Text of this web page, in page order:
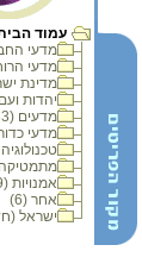
עמוד הבית
מדעי
מדעי הרוח
מדינת
יהדות ועם
מדעים (33)
מדעי
טכנולוגיה
מתמטיקה
אמנויות (29)
אחר (6)
ישראל